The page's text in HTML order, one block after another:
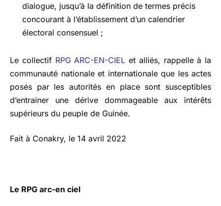
dialogue, jusqu’à la définition de termes précis
concourant à l’établissement d’un calendrier
électoral consensuel ;
Le collectif RPG ARC-EN-CIEL et alliés, rappelle à la
communauté nationale et internationale que les actes
posés par les autorités en place sont susceptibles
d’entrainer une dérive dommageable aux intérêts
supérieurs du peuple de Guinée.
Fait à Conakry, le 14 avril 2022
Le RPG arc-en ciel